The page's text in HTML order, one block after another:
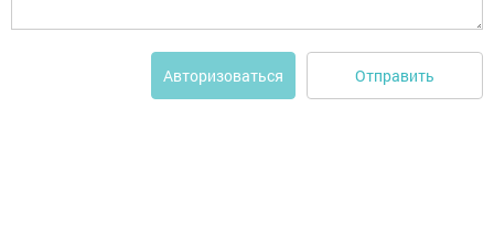
Авторизоваться Отправить